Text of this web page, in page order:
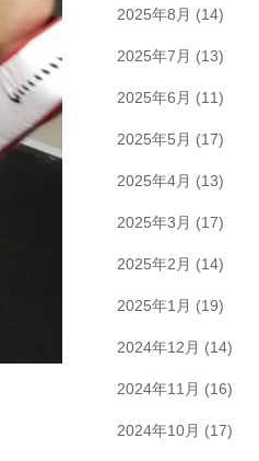
2025年8月 (14)
2025年7月 (13)
2025年6月 (11)
2025年5月 (17)
2025年4月 (13)
2025年3月 (17)
2025年2月 (14)
2025年1月 (19)
2024年12月 (14)
2024年11月 (16)
2024年10月 (17)